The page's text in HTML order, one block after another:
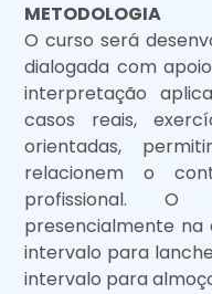
METODOLOGIA
O curso será
dialogada com
interpretação
casos reais,
orientadas,
relacionem o
profissional. O
presencialmente na
intervalo para
intervalo para